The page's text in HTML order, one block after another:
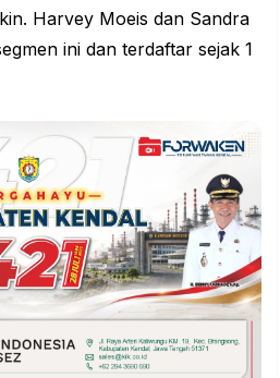
Harvey Moeis dan Sandra
ini dan terdaftar sejak 1